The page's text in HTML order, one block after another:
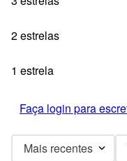
2 estrelas
1 estrela
Faça login para
Mais recentes